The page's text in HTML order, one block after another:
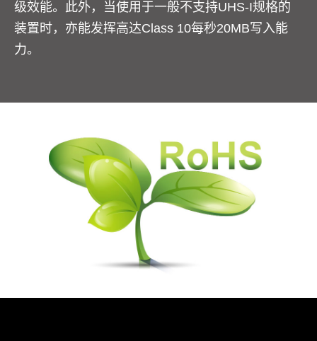
级效能。此外，当使用于一般不支持UHS-I规格的
装置时，亦能发挥高达Class 10每秒20MB写入能
力。